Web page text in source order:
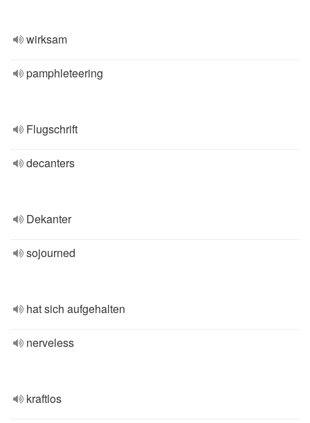
wirksam
pamphleteering
Flugschrift
decanters
Dekanter
sojourned
hat sich aufgehalten
nerveless
kraftlos